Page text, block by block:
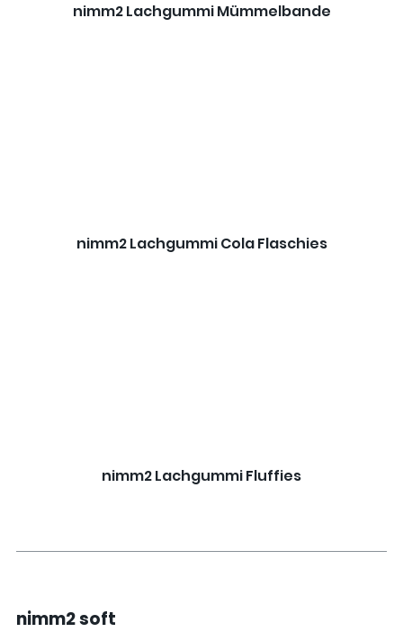
nimm2 Lachgummi Mümmelbande
nimm2 Lachgummi Cola Flaschies
nimm2 Lachgummi Fluffies
nimm2 soft